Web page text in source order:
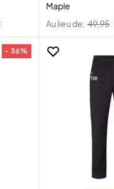
Maple
Au lieu de: 49,95
- 36%